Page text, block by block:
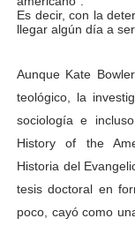
Es decir, con la
llegar algún día a ser
Aunque Kate
teológico, la
sociología e
History of the
Historia del
tesis doctoral en
poco, cayó como